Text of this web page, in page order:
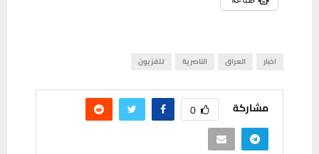
اخبار العراق الناصرية تلفزيون
مشاركة 0